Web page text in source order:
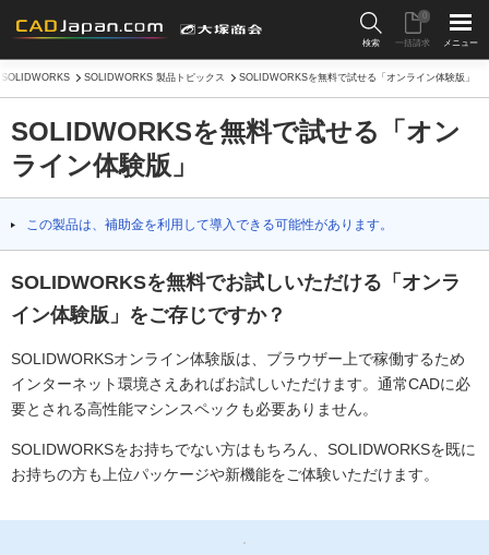
検索 一括請求
0
メニュー
SOLIDWORKS SOLIDWORKS 製品トピックス SOLIDWORKSを無料で試せる「オンライン体験版」
SOLIDWORKSを無料で試せる「オン
ライン体験版」
この製品は、補助金を利用して導入できる可能性があります。
SOLIDWORKSを無料でお試しいただける「オンラ
イン体験版」をご存じですか？
SOLIDWORKSオンライン体験版は、ブラウザー上で稼働するため
インターネット環境さえあればお試しいただけます。通常CADに必
要とされる高性能マシンスペックも必要ありません。
SOLIDWORKSをお持ちでない方はもちろん、SOLIDWORKSを既に
お持ちの方も上位パッケージや新機能をご体験いただけます。